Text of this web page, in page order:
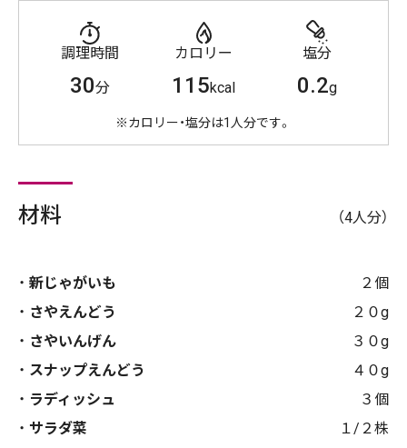
調理時間
30分
カロリー
115kcal
塩分
0.2g
※カロリー・塩分は1人分です。
材料 （4人分）
新じゃがいも
２個
さやえんどう
２０g
さやいんげん
３０g
スナップえんどう
４０g
ラディッシュ
３個
サラダ菜
１/２株